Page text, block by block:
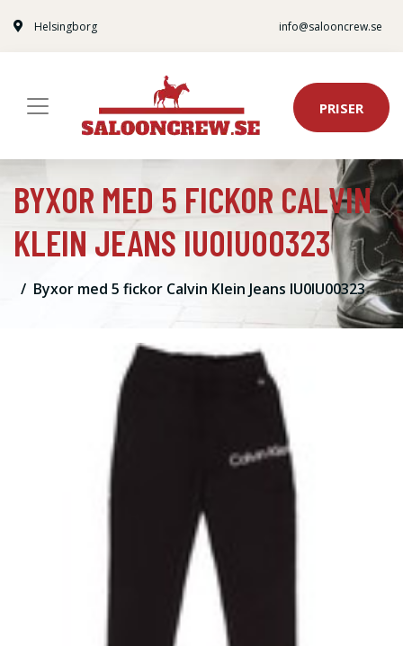
Helsingborg info@salooncrew.se
PRISER
BYXOR MED 5 FICKOR CALVIN
KLEIN JEANS IU0IU00323
Byxor med 5 fickor Calvin Klein Jeans IU0IU00323